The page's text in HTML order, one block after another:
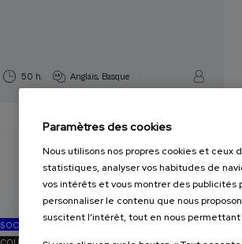
50 h. Anglais Basque
.
SOCIÉTÉ
ÉCONOMIE ET ENTREPRISES
Paramètres des cookies
Nous utilisons nos propres cookies et ceux
statistiques, analyser vos habitudes de
vos intérêts et vous montrer des publicités
personnaliser le contenu que nous
suscitent l’intérêt, tout en nous